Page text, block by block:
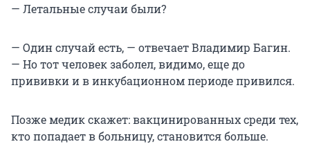
— Летальные случаи были?
— Один случай есть, — отвечает Владимир Багин.
— Но тот человек заболел, видимо, еще до
прививки и в инкубационном периоде привился.
Позже медик скажет: вакцинированных среди тех,
кто попадает в больницу, становится больше.